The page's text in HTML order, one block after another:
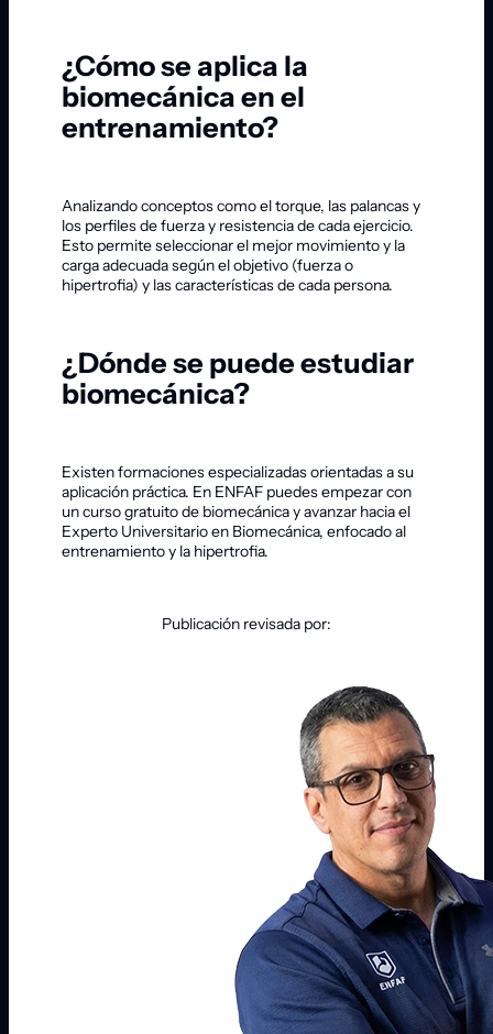
¿Cómo se aplica la
biomecánica en el
entrenamiento?
Analizando conceptos como el torque, las palancas y
los perfiles de fuerza y resistencia de cada ejercicio.
Esto permite seleccionar el mejor movimiento y la
carga adecuada según el objetivo (fuerza o
hipertrofia) y las características de cada persona.
¿Dónde se puede estudiar
biomecánica?
Existen formaciones especializadas orientadas a su
aplicación práctica. En ENFAF puedes empezar con
un curso gratuito de biomecánica y avanzar hacia el
Experto Universitario en Biomecánica, enfocado al
entrenamiento y la hipertrofia.
Publicación revisada por: